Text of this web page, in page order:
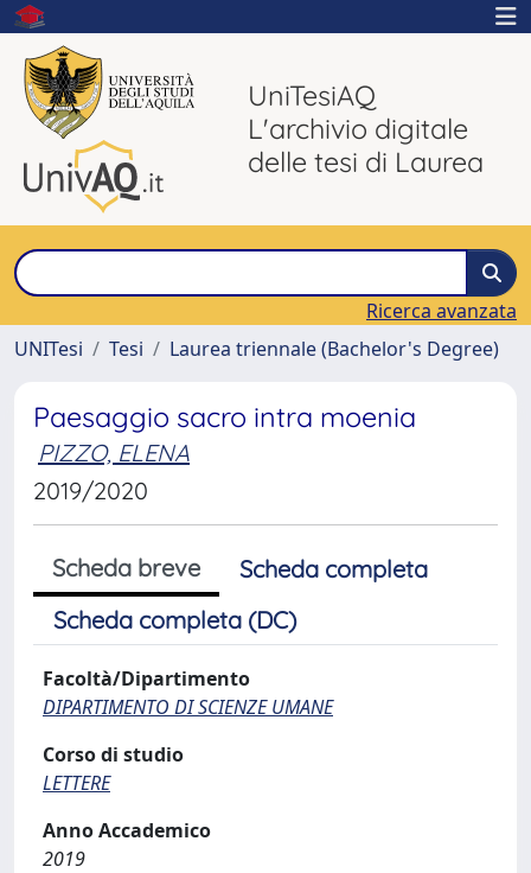
UniTesiAQ
L'archivio digitale
delle tesi di Laurea
Ricerca avanzata
UNITesi
Tesi Laurea triennale (Bachelor's Degree)
Paesaggio sacro intra moenia
PIZZO, ELENA
2019/2020
Scheda breve
Scheda completa
Scheda completa (DC)
Facoltà/Dipartimento
DIPARTIMENTO DI SCIENZE UMANE
Corso di studio
LETTERE
Anno Accademico
2019